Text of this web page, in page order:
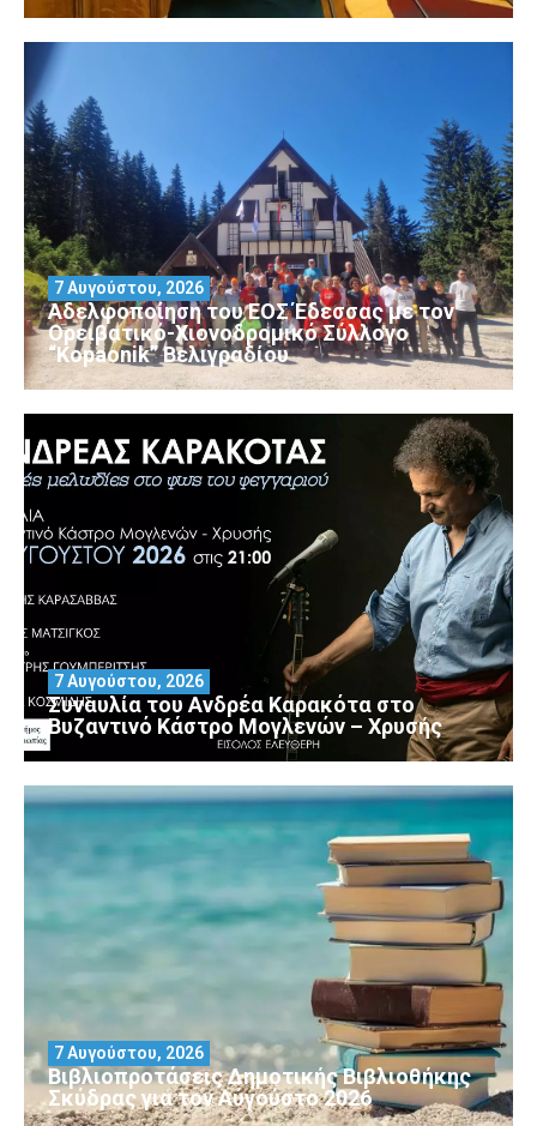
Αδελφοποίηση του ΕΟΣ Έδεσσας με τον
Ορειβατικό-Χιονοδρομικό Σύλλογο
“Kopaonik” Βελιγραδίου
7 Αυγούστου, 2026
Συναυλία του Ανδρέα Καρακότα στο
Βυζαντινό Κάστρο Μογλενών – Χρυσής
7 Αυγούστου, 2026
Βιβλιοπροτάσεις Δημοτικής Βιβλιοθήκης
Σκύδρας για τον Αύγούστο 2026
7 Αυγούστου, 2026